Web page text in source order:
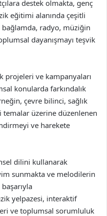
destek olmakta, genç
eğitimi alanında çeşitli
radyo, müziğin
dayanışmayı teşvik
projeleri ve kampanyaları
konularda farkındalık
çevre bilinci, sağlık
temalar üzerine düzenlenen
ve harekete
dilini kullanarak
sunmakta ve melodilerin
yelpazesi, interaktif
ve toplumsal sorumluluk